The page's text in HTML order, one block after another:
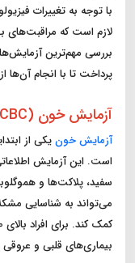
با توجه به تغییرات
لازم است که مراقبت‌های
پرداخت تا با انجام
آزمایش خون (Complete Blood Count – CBC)
آزمایش خونیکی از
است. این آزمایش
سفید، پلاکت‌ها و
می‌تواند به شناسایی
بیماری‌های قلبی و